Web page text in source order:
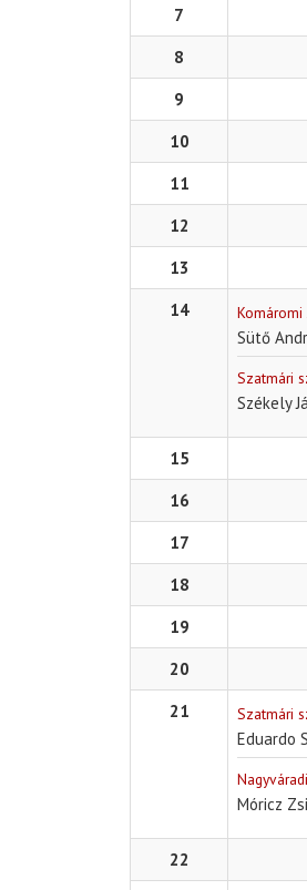
7
8
9
10
11
12
13
14
Komáromi
Sütő
Szatmári
Székely
15
16
17
18
19
20
21
Szatmári
Eduardo
Móricz
22